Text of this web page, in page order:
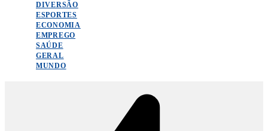
DIVERSÃO
ESPORTES
ECONOMIA
EMPREGO
SAÚDE
GERAL
MUNDO